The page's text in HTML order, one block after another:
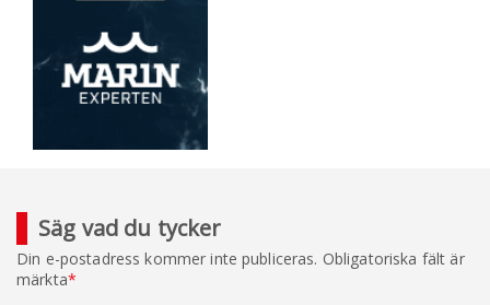
Säg vad du tycker
Din e-postadress kommer inte publiceras. Obligatoriska fält är
märkta*